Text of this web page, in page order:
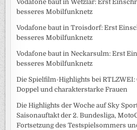
Vodafone baut in Wetzlar: Erst
besseres Mobilfunknetz
Vodafone baut in Troisdorf: Erst
besseres Mobilfunknetz
Vodafone baut in Neckarsulm: Erst
besseres Mobilfunknetz
Die Spielfilm-Highlights bei
Doppel und charakterstarke Frauen
Die Highlights der Woche auf Sky
Saisonauftakt der 2. Bundesliga,
Fortsetzung des Testspielsommers